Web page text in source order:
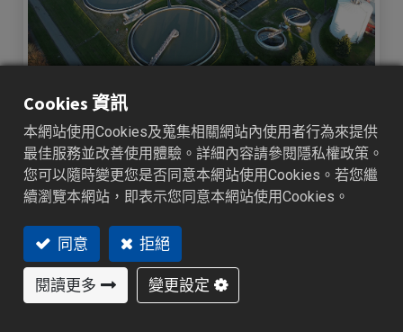
污水處理中的溫度控制解決方案
現代化廢水處理廠涵蓋多個與溫度相關的重要流程，從污泥消化加
熱、化學藥劑溶液控溫，到廠內空調及鍋爐系統。若溫度控制不穩，
將嚴重影響反應速率、生物活性及能源效率。在法規趨嚴與智慧水管
理需求提升的趨勢下，精確且穩定的溫控系統成為不可或缺的核心。
BrainChild PID 溫度控制器提供穩定可靠的加熱控制功能，適用於各類
RTU/TCP），可完美...
技術文章
2025/06/19
Cookies 資訊
本網站使用Cookies及蒐集相關網站內使用者行為來提供
最佳服務並改善使用體驗。詳細內容請參閱隱私權政策。
您可以隨時變更您是否同意本網站使用Cookies。若您繼
續瀏覽本網站，即表示您同意本網站使用Cookies。
同意 拒絕
閱讀更多 變更設定